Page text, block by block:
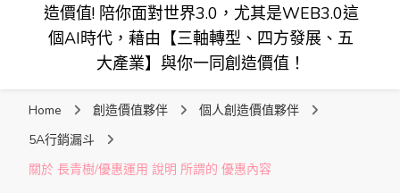
造價值! 陪你面對世界3.0，尤其是WEB3.0這
個AI時代，藉由【三軸轉型、四方發展、五
大產業】與你一同創造價值！
Home 創造價值夥伴
個人創造價值夥伴
5A行銷漏斗
關於 長青樹/優惠運用 說明 所謂的 優惠內容